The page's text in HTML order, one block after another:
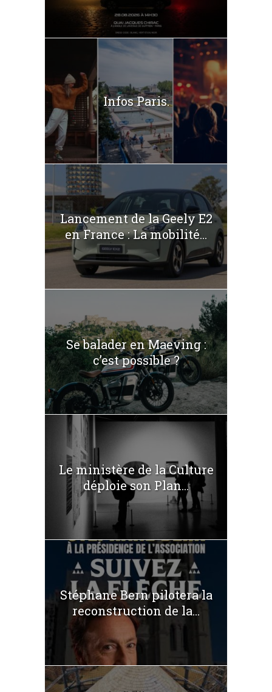
Infos Paris.
Lancement de la Geely E2
en France : La mobilité...
Se balader en Maeving :
c’est possible ?
Le ministère de la Culture
déploie son Plan...
Stéphane Bern pilotera la
reconstruction de la...